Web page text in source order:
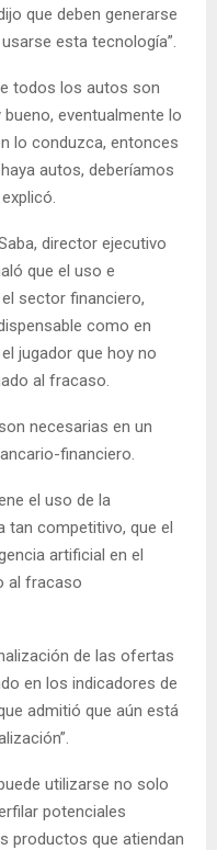
que deben generarse
esta tecnología”.
todos los autos son
eventualmente lo
lo conduzca, entonces
autos, deberíamos
director ejecutivo
que el uso e
sector financiero,
como en
jugador que hoy no
al fracaso.
necesarias en un
financiero.
el uso de la
tan competitivo, que el
artificial en el
al fracaso
de las ofertas
en los indicadores de
admitió que aún está
utilizarse no solo
potenciales
productos que atiendan